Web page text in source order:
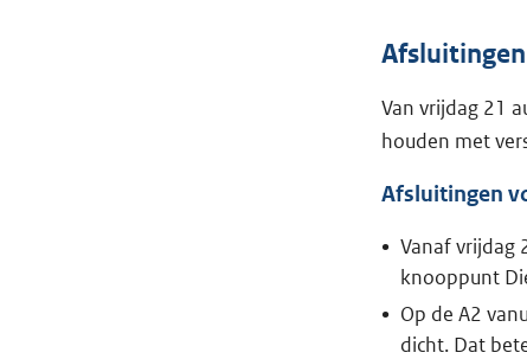
Van vrijdag 21
houden met
Afsluitingen
Vanaf vrijdag
knooppunt
Op de A2
dicht. Dat